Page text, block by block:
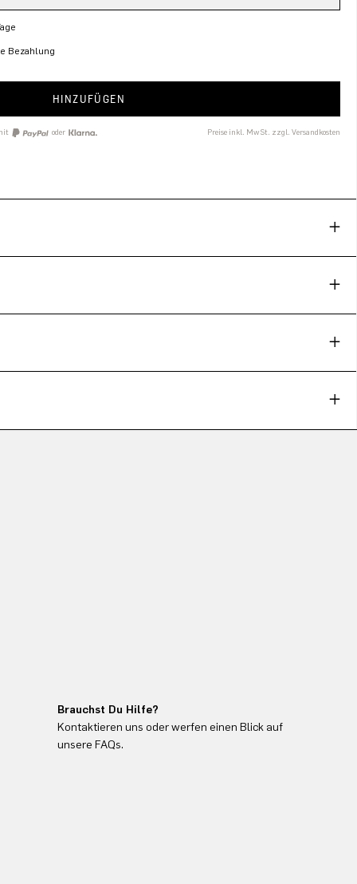
Bezahlung
HINZUFÜGEN
oder Preise inkl. MwSt. zzgl. Versandkosten
Brauchst Du Hilfe?
Kontaktieren uns oder werfen einen Blick auf
unsere FAQs.